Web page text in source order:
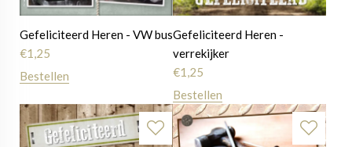
Gefeliciteerd Heren - VW bus
€1,25
Bestellen
Gefeliciteerd Heren -
verrekijker
€1,25
Bestellen